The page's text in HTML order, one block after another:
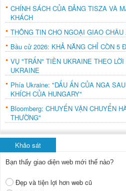
CHÍNH SÁCH CỦA ĐẢNG TISZA VÀ
KHÁCH
THÔNG TIN CHO NGOẠI GIAO
Bầu cử 2026: KHẢ NĂNG CHỈ CÒN 5
VỤ "TRẤN" TIỀN UKRAINE THEO
UKRAINE
Phía Ukraine: "DẤU ẤN CỦA NGA
KHÍCH CỦA HUNGARY"
Bloomberg: CHUYẾN VẬN CHUYỂN
THƯỜNG"
Khảo sát
Bạn thấy giao diện web mới thế nào?
Đẹp và tiện lợi hơn web cũ